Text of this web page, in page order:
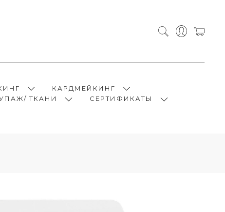
КАРДМЕЙКИНГ
ТКАНИ
СЕРТИФИКАТЫ